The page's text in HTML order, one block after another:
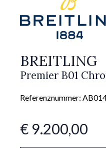
BREITLING
Premier B01
Referenznummer:
€ 9.200,00